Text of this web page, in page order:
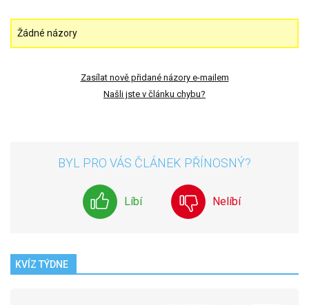
Žádné názory
Zasílat nově přidané názory e-mailem
Našli jste v článku chybu?
BYL PRO VÁS ČLÁNEK PŘÍNOSNÝ?
Líbí Nelíbí
KVÍZ TÝDNE